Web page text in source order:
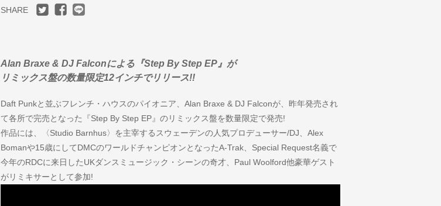
SHARE
Alan Braxe & DJ Falconによる『Step By Step EP』が
リミックス盤の数量限定12インチでリリース!!
Daft Punkと並ぶフレンチ・ハウスのパイオニア、Alan Braxe & DJ Falconが、昨年発売され
て各所で完売となった『Step By Step EP』のリミックス盤を数量限定で発売!
作品には、〈Studio Barnhus〉を主宰するスウェーデンの人気プロデューサー/DJ、Alex
Bomanや15歳にしてDMCのワールドチャンピオンとなったA-Trak、Special Request名義で
今年のRDCに来日したUKダンスミュージック・シーンの奇才、Paul Woolford他豪華ゲスト
がリミキサーとして参加!